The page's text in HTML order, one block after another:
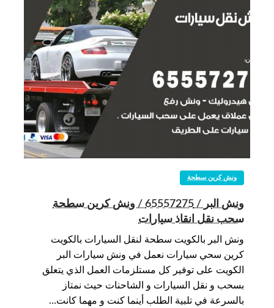
ونش كرين سطحة
ونش البر / 65557275 / ونش كرين سطحة
سحب نقل انقاذ سيارات
ونش البر بالكويت سطحة لنقل السيارات بالكويت
كرين سحي سيارات نعمل في ونش سيارات البر
الكويت على توفير كل مستلزمات العمل الذي يتعلق
بسحب و نقل السيارات و الشاحنات حيث نمتاز
بالسرعة في تلبية الطلب أينما كنت و مهما كانت…